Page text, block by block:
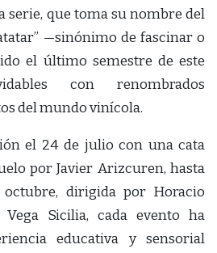
serie, que toma su nombre del
—sinónimo de fascinar o
el último semestre de este
con renombrados
del mundo vinícola.
el 24 de julio con una cata
por Javier Arizcuren, hasta
dirigida por Horacio
Vega Sicilia, cada evento ha
educativa y sensorial